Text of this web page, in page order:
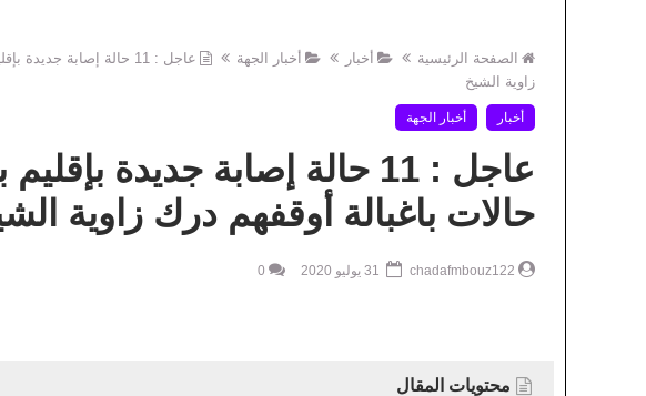
الصفحة الرئيسية أخبار أخبار الجهة
عاجل : 11 حالة إصابة
زاوية الشيخ
أخبار أخبار الجهة
عاجل : 11 حالة إصابة جديدة
حالات باغبالة أوقفهم درك زاوية
chadafmbouz122
0
محتويات المقال